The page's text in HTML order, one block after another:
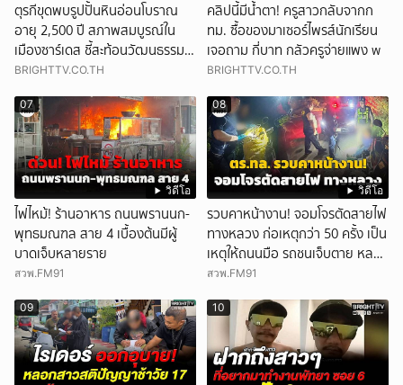
ตุรกีขุดพบรูปปั้นหินอ่อนโบราณ
อายุ 2,500 ปี สภาพสมบูรณ์ใน
เมืองซาร์เดส ชี้สะท้อนวัฒนธรรมลิ
เดีย
BRIGHTTV.CO.TH
คลิปนี้มีน้ำตา! ครูสาวกลับจากก
ทม. ซื้อของมาเซอร์ไพรส์นักเรียน
เจอถาม กี่บาท กลัวครูจ่ายแพง w
BRIGHTTV.CO.TH
วิดีโอ
07
ไฟไหม้! ร้านอาหาร ถนนพรานนก-
พุทธมณฑล สาย 4 เบื้องต้นมีผู้
บาดเจ็บหลายราย
สวพ.FM91
วิดีโอ
08
รวบคาหน้างาน! จอมโจรตัดสายไฟ
ทางหลวง ก่อเหตุกว่า 50 ครั้ง เป็น
เหตุให้ถนนมือ รถชนเจ็บตาย หลาย
สิบราย เสียหายราว 10 ล้าน
สวพ.FM91
09 10